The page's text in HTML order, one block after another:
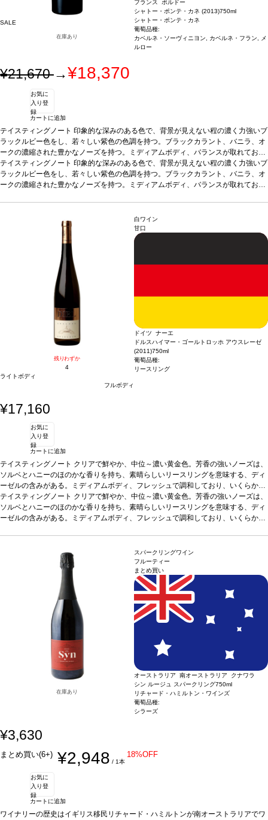
SALE
在庫あり
フランス ボルドー
シャトー・ポンテ・カネ (2013)750ml
シャトー・ポンテ・カネ
葡萄品種:
カベルネ・ソーヴィニヨン, カベルネ・フラン, メ
ルロー
¥21,670→¥18,370
お気に
入り登
録
カートに追加
テイスティングノート 印象的な深みのある色で、背景が見えない程の濃く力強いブ
ラックルビー色をし、若々しい紫色の色調を持つ。ブラックカラント、バニラ、オ
ークの濃縮された豊かなノーズを持つ。ミディアムボディ、バランスが取れてお
り、果実味のしっかりとした核を持ち、オークの含みに包まれており、長く柔らか
な後味で余韻に残る。きれいに造られている。96ポイント。 JKW04/13 ※J. K. ウ
ィラハンによるアン・プリムール・テイスティングノートからの抜粋です。
テイスティングノート 印象的な深みのある色で、背景が見えない程の濃く力強いブ
ラックルビー色をし、若々しい紫色の色調を持つ。ブラックカラント、バニラ、オ
ークの濃縮された豊かなノーズを持つ。ミディアムボディ、バランスが取れてお
ィラハンによるアン・プリムール・テイスティングノートからの抜粋です。
残りわずか
4
ライトボディ
フルボディ
白ワイン
甘口
ドイツ ナーエ
ドルスハイマー・ゴールトロッホ アウスレーゼ
(2011)750ml
葡萄品種:
リースリング
¥17,160
お気に
入り登
録
カートに追加
テイスティングノート クリアで鮮やか、中位～濃い黄金色。芳香の強いノーズは、
ソルベとハニーのほのかな香りを持ち、素晴らしいリースリングを意味する、ディ
ーゼルの含みがある。ミディアムボディ、フレッシュで調和しており、いくらかの
魅力的なトロピカルフルーツと柑橘類の含みを持ち、ライムのひねりが伴い、長い
後味で快く余韻に残る。葡萄品種リースリング 100%
テイスティングノート クリアで鮮やか、中位～濃い黄金色。芳香の強いノーズは、
ソルベとハニーのほのかな香りを持ち、素晴らしいリースリングを意味する、ディ
ーゼルの含みがある。ミディアムボディ、フレッシュで調和しており、いくらかの
在庫あり
スパークリングワイン
フルーティー
まとめ買い
オーストラリア 南オーストラリア クナワラ
シン ルージュ スパークリング750ml
リチャード・ハミルトン・ワインズ
葡萄品種:
シラーズ
¥3,630
まとめ買い(6+) ¥2,948 / 1本
18%OFF
お気に
入り登
録
カートに追加
ワイナリーの歴史はイギリス移民リチャード・ハミルトンが南オーストラリアでワ